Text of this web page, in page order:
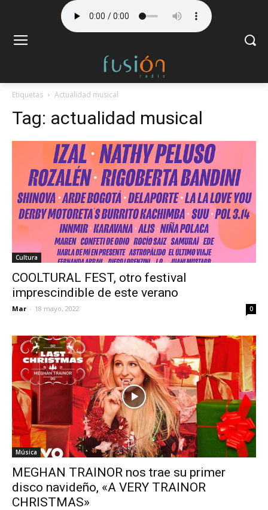
Etiquetas Actualidad musical
Tag: actualidad musical
Cultura
COOLTURAL FEST, otro festival
imprescindible de este verano
Mar - 18 mayo, 2022 0
Música
MEGHAN TRAINOR nos trae su primer
disco navideño, «A VERY TRAINOR
CHRISTMAS»